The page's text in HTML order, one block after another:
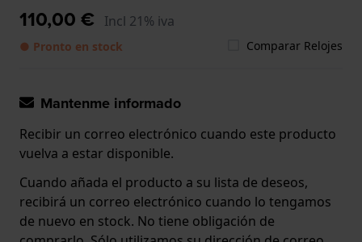
110,00 € Incl 21% iva
● Pronto en stock Comparar Relojes
Mantenme informado
Recibir un correo electrónico cuando este producto
vuelva a estar disponible.
Cuando añada el producto a su lista de deseos,
recibirá un correo electrónico cuando lo tengamos
de nuevo en stock. No tiene obligación de